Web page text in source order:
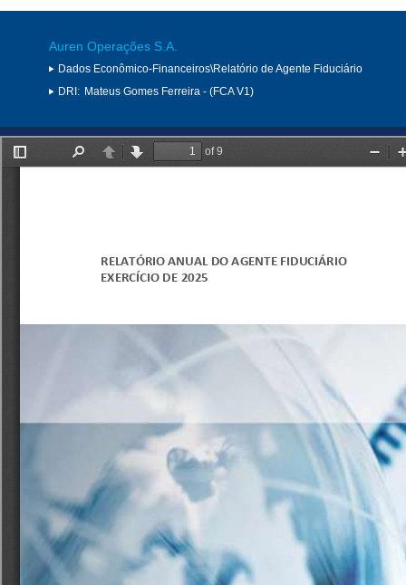
Auren Operações S.A.
Dados Econômico-Financeiros\Relatório de Agente Fiduciário
DRI: Mateus Gomes Ferreira - (FCA V1)